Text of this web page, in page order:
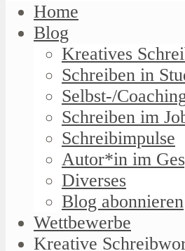
Home
Blog
Kreatives
Schreiben in
Selbst-/
Schreiben im
Schreibimpulse
Autor*in im
Diverses
Blog abonnieren
Wettbewerbe
Kreative